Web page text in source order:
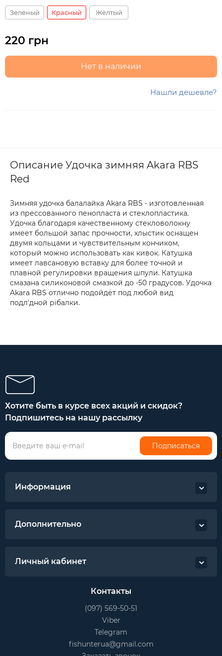
Зелёный Красный Жёлтый
220 грн
Нет в наличии
Нашли дешевле?
Описание Удочка зимняя Akara RBS
Red
Зимняя удочка балалайка Akara RBS - изготовленная
из прессованного пенопласта и стеклопластика.
Удочка благодаря качественному стекловолокну
имеет большой запас прочности, хлыстик оснащен
двумя кольцами и чувствительным кончиком,
который можно использовать как кивок. Катушка
имеет лавсановую вставку для более точной и
плавной регулировки вращения шпули. Катушка
смазана силиконовой смазкой до -50 градусов. Удочка
Akara RBS отлично подойдёт под любой вид
подл'дной рібалки.
Хотите быть в курсе всех акций и скидок?
Подпишитесь на нашу рассылку
Подписаться
Информация
Дополнительно
Личный кабинет
Контакты
(097) 569-50-51
Viber
Telegram
fishunterua@gmail.com